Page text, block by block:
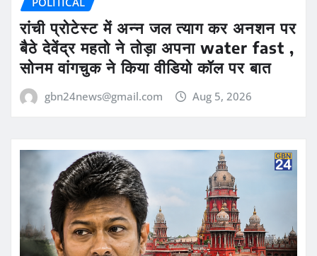
रांची प्रोटेस्ट में अन्न जल त्याग कर अनशन पर
बैठे देवेंद्र महतो ने तोड़ा अपना water fast ,
सोनम वांगचुक ने किया वीडियो कॉल पर बात
gbn24news@gmail.com Aug 5, 2026